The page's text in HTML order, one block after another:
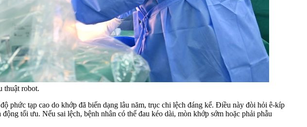
thuật robot.
tạp cao do khớp đã biến dạng lâu năm, trục chi lệch đáng kể. Điều này đòi hỏi ê-kíp
tối ưu. Nếu sai lệch, bệnh nhân có thể đau kéo dài, mòn khớp sớm hoặc phải phẫu